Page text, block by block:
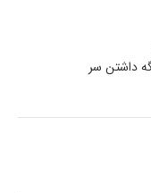
داشتن سر